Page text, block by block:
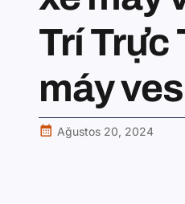
Trí Trực
máy
Ağustos 20, 2024